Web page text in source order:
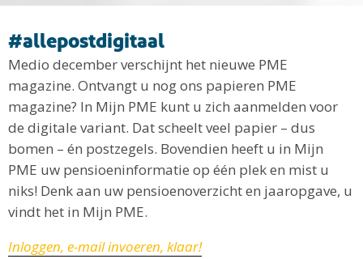
#allepostdigitaal
Medio december verschijnt het nieuwe PME
magazine. Ontvangt u nog ons papieren PME
magazine? In Mijn PME kunt u zich aanmelden voor
de digitale variant. Dat scheelt veel papier – dus
bomen – én postzegels. Bovendien heeft u in Mijn
PME uw pensioeninformatie op één plek en mist u
niks! Denk aan uw pensioenoverzicht en jaaropgave, u
vindt het in Mijn PME.
Inloggen, e-mail invoeren, klaar!